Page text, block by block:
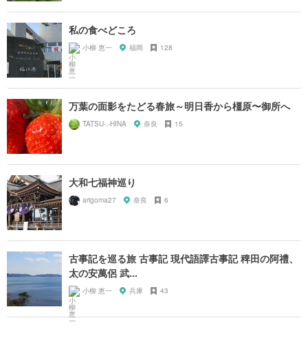
私の食べどころ
小柳 恵一 福岡 128
万葉の面影をたどる春旅～明日香から橿原〜御所へ
TATSU-.-HINA 奈良 15
大和七福神巡り
arigoma27 奈良 6
古事記を巡る旅 古事記 現代語譯古事記 稗田の阿禮、
太の安萬侶 武...
小柳 恵一 兵庫 43